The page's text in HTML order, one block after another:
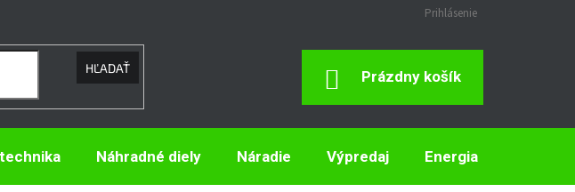
Prihlásenie
HĽADAŤ
Nákupný
Prázdny košík
Náhradné diely Náradie Výpredaj Energia